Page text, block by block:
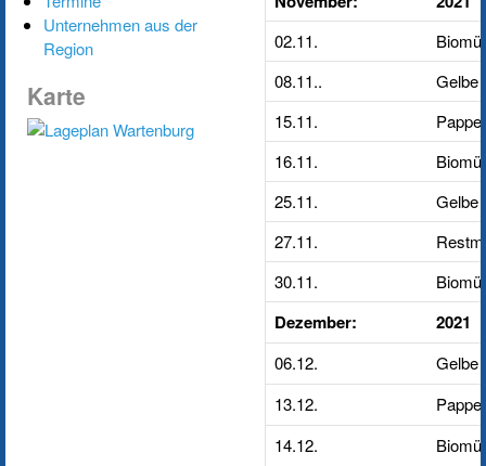
Unternehmen aus der
Region
Karte
02.11.
08.11..
Gelbe
15.11.
16.11.
25.11.
Gelbe
27.11.
30.11.
Dezember: 2021
06.12.
Gelbe
13.12.
14.12.